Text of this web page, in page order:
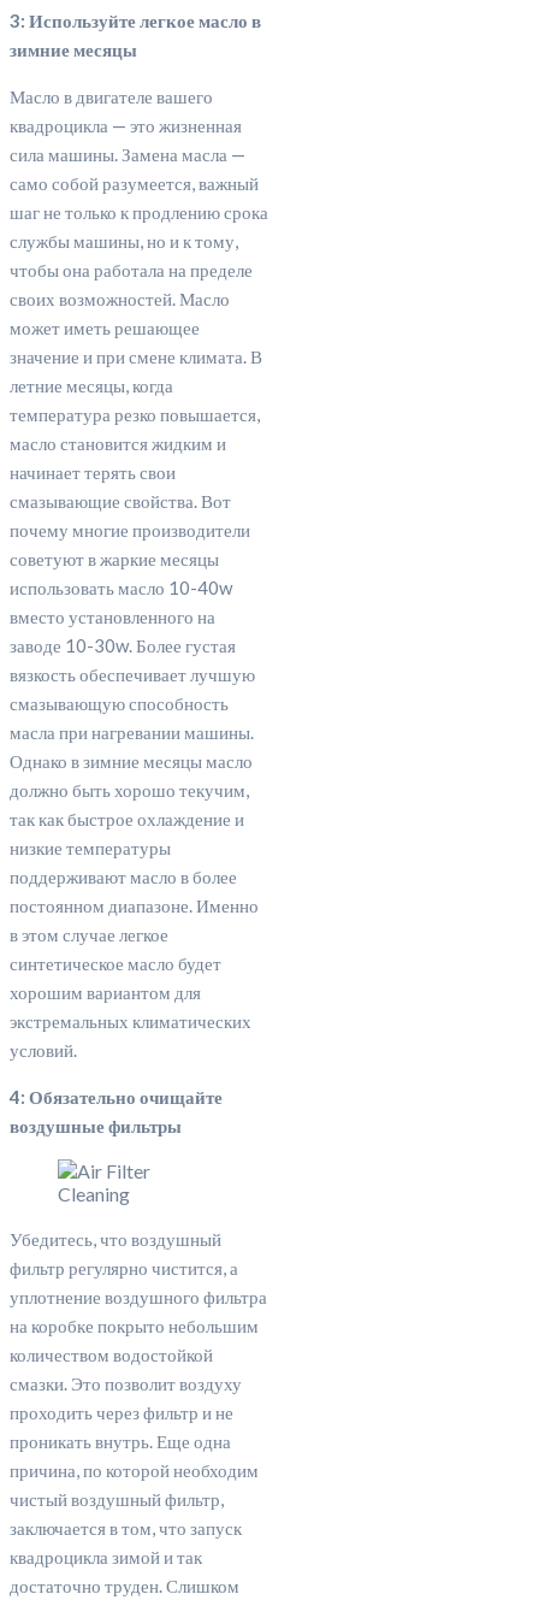
3: Используйте легкое масло в
зимние месяцы
Масло в двигателе вашего
квадроцикла — это жизненная
сила машины. Замена масла —
само собой разумеется, важный
шаг не только к продлению срока
службы машины, но и к тому,
чтобы она работала на пределе
своих возможностей. Масло
может иметь решающее
значение и при смене климата. В
летние месяцы, когда
температура резко повышается,
масло становится жидким и
начинает терять свои
смазывающие свойства. Вот
почему многие производители
советуют в жаркие месяцы
использовать масло 10-40w
вместо установленного на
заводе 10-30w. Более густая
вязкость обеспечивает лучшую
смазывающую способность
масла при нагревании машины.
Однако в зимние месяцы масло
должно быть хорошо текучим,
так как быстрое охлаждение и
низкие температуры
поддерживают масло в более
постоянном диапазоне. Именно
в этом случае легкое
синтетическое масло будет
хорошим вариантом для
экстремальных климатических
условий.
4: Обязательно очищайте
воздушные фильтры
Убедитесь, что воздушный
фильтр регулярно чистится, а
уплотнение воздушного фильтра
на коробке покрыто небольшим
количеством водостойкой
смазки. Это позволит воздуху
проходить через фильтр и не
проникать внутрь. Еще одна
причина, по которой необходим
чистый воздушный фильтр,
заключается в том, что запуск
квадроцикла зимой и так
достаточно труден. Слишком